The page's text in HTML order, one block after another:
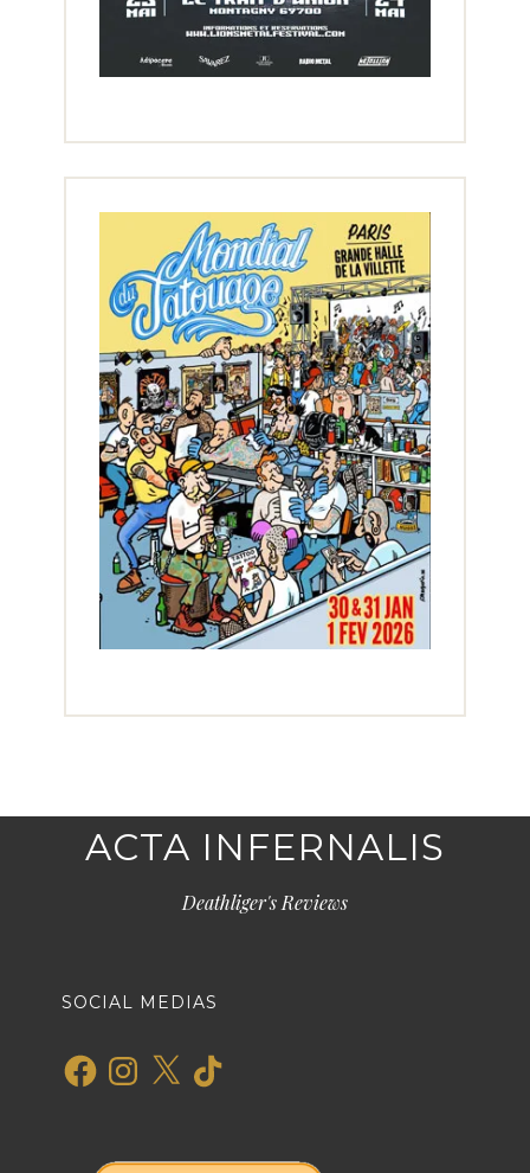
ACTA INFERNALIS
Deathliger's Reviews
SOCIAL MEDIAS
FacebookInstagram
X TikTok